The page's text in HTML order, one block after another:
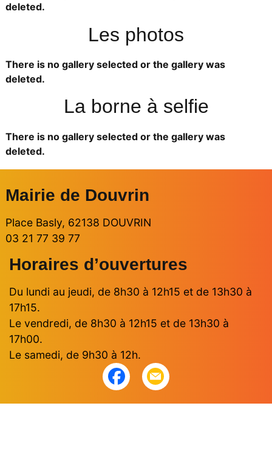
deleted.
Les photos
There is no gallery selected or the gallery was
deleted.
La borne à selfie
There is no gallery selected or the gallery was
deleted.
Mairie de Douvrin
Place Basly, 62138 DOUVRIN
03 21 77 39 77
Horaires d’ouvertures
Du lundi au jeudi, de 8h30 à 12h15 et de 13h30 à
17h15.
Le vendredi, de 8h30 à 12h15 et de 13h30 à
17h00.
Le samedi, de 9h30 à 12h.